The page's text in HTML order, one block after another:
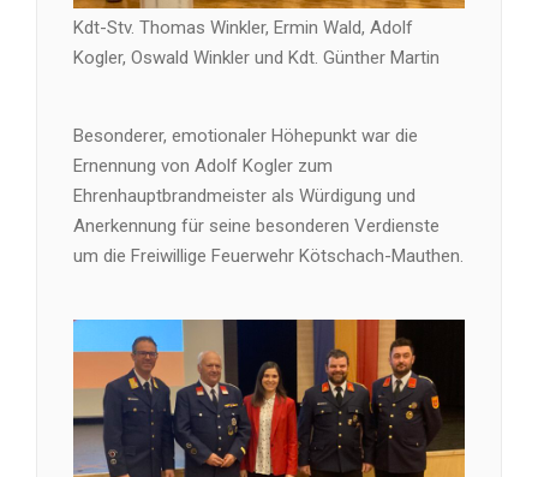
Kdt-Stv. Thomas Winkler, Ermin Wald, Adolf
Kogler, Oswald Winkler und Kdt. Günther Martin
Besonderer, emotionaler Höhepunkt war die
Ernennung von Adolf Kogler zum
Ehrenhauptbrandmeister als Würdigung und
Anerkennung für seine besonderen Verdienste
um die Freiwillige Feuerwehr Kötschach-Mauthen.